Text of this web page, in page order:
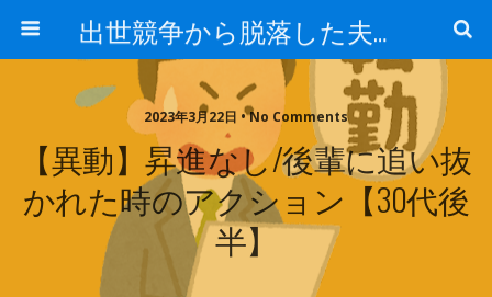
出世競争から脱落した夫と妻の日常
2023年3月22日 • No Comments
【異動】昇進なし/後輩に追い抜
かれた時のアクション【30代後
半】